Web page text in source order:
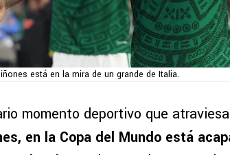
está en la mira de un grande de Italia.
momento deportivo que
en la Copa del Mundo está